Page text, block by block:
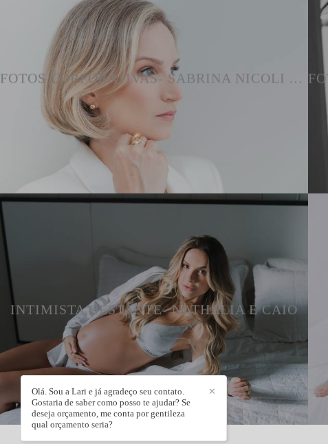
INTIMISTA GESTANTE- NATHALIA E CAIO
✕
Olá. Sou a Lari e já agradeço seu contato.
Gostaria de saber como posso te ajudar? Se
deseja orçamento, me conta por gentileza
qual orçamento seria?